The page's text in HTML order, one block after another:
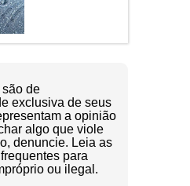
de
exclusiva de seus
a opinião
algo que viole
denuncie. Leia as
para
ou ilegal.